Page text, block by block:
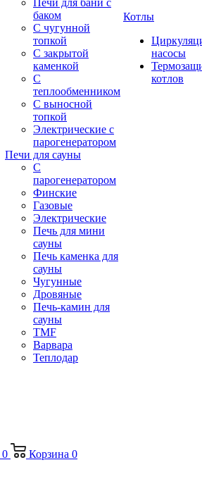
Печи для бани с
баком
С чугунной
топкой
С закрытой
каменкой
С
теплообменником
С выносной
топкой
Электрические с
парогенератором
Печи для сауны
С
парогенератором
Финские
Газовые
Электрические
Печь для мини
сауны
Печь каменка для
сауны
Чугунные
Дровяные
Печь-камин для
сауны
TMF
Варвара
Теплодар
Котлы
насосы
котлов
0 Корзина 0